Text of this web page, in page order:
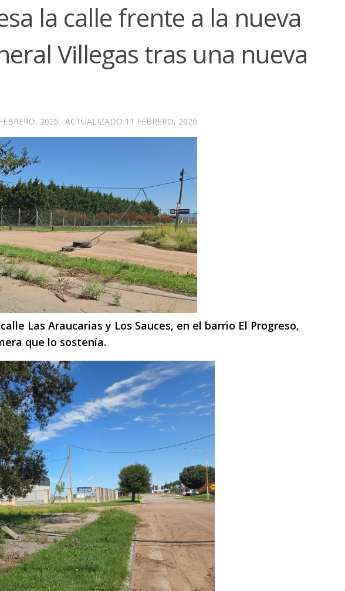
la calle frente a la nueva
Villegas tras una nueva
2026 · ACTUALIZADO 11 FEBRERO, 2026
Las Araucarias y Los Sauces, en el barrio El Progreso,
que lo sostenía.